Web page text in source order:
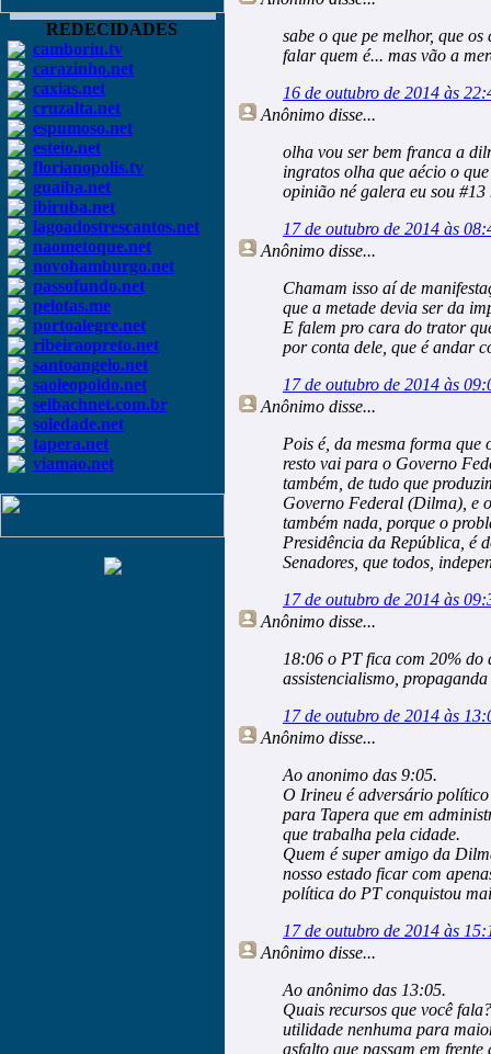
REDECIDADES
camboriu.tv
carazinho.net
caxias.net
cruzalta.net
espumoso.net
esteio.net
florianopolis.tv
guaiba.net
ibiruba.net
lagoadostrescantos.net
naometoque.net
novohamburgo.net
passofundo.net
pelotas.me
portoalegre.net
ribeiraopreto.net
santoangelo.net
saoleopoldo.net
selbachnet.com.br
soledade.net
tapera.net
viamao.net
sabe o que pe melhor, que
falar quem é... mas vão a
16 de outubro de 2014 às
Anônimo disse...
olha vou ser bem franca a
ingratos olha que aécio o
opinião né galera eu sou
17 de outubro de 2014 às
Anônimo disse...
Chamam isso aí de
que a metade devia ser da
E falem pro cara do trator
por conta dele, que é andar
17 de outubro de 2014 às
Anônimo disse...
Pois é, da mesma forma que
resto vai para o Governo
também, de tudo que
Governo Federal (Dilma), e
também nada, porque o
Presidência da República, é
Senadores, que todos,
17 de outubro de 2014 às
Anônimo disse...
18:06 o PT fica com 20% do
assistencialismo,
17 de outubro de 2014 às
Anônimo disse...
Ao anonimo das 9:05.
O Irineu é adversário político
para Tapera que em
que trabalha pela cidade.
Quem é super amigo da
nosso estado ficar com
política do PT conquistou
17 de outubro de 2014 às
Anônimo disse...
Ao anônimo das 13:05.
Quais recursos que você
utilidade nenhuma para
asfalto que passam em